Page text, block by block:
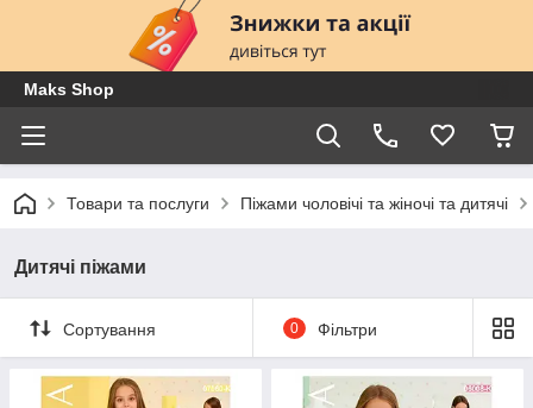
Maks Shop
Товари та послуги Піжами чоловічі та жіночі та дитячі
Дитячі піжами
Сортування 0 Фільтри